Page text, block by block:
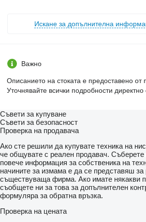
Искане за допълнителна
Важно
Описанието на стоката е предоставено от
Уточнявайте всички подробности
Съвети за купуване
Съвети за безопасност
Проверка на продавача
Ако сте решили да купувате техника на
че общувате с реален продавач. Съберете
повече информация за собственика на
начините за измама е да се представяш за
съществуваща фирма. Ако имате някакви
съобщете ни за това за допълнителен
формуляра за обратна връзка.
Проверка на цената